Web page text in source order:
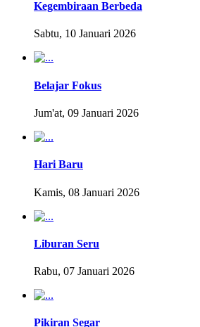
Kegembiraan Berbeda
Sabtu, 10 Januari 2026
Belajar Fokus
Jum'at, 09 Januari 2026
Hari Baru
Kamis, 08 Januari 2026
Liburan Seru
Rabu, 07 Januari 2026
Pikiran Segar